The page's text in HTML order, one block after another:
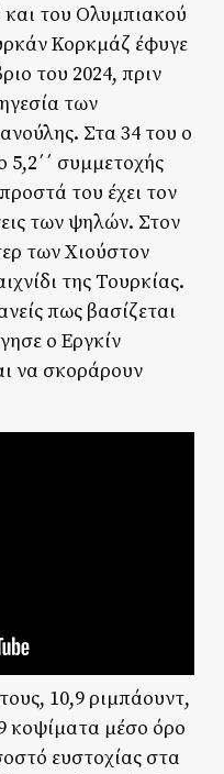
του Ολυμπιακού
Κορκμάζ έφυγε
του 2024, πριν
των
Στα 34 του ο
5,2΄΄ συμμετοχής
του έχει τον
των ψηλών. Στον
των Χιούστον
της Τουρκίας.
πως βασίζεται
ο Εργκίν
να σκοράρουν
10,9 ριμπάουντ,
κοψίματα μέσο όρο
ευστοχίας στα